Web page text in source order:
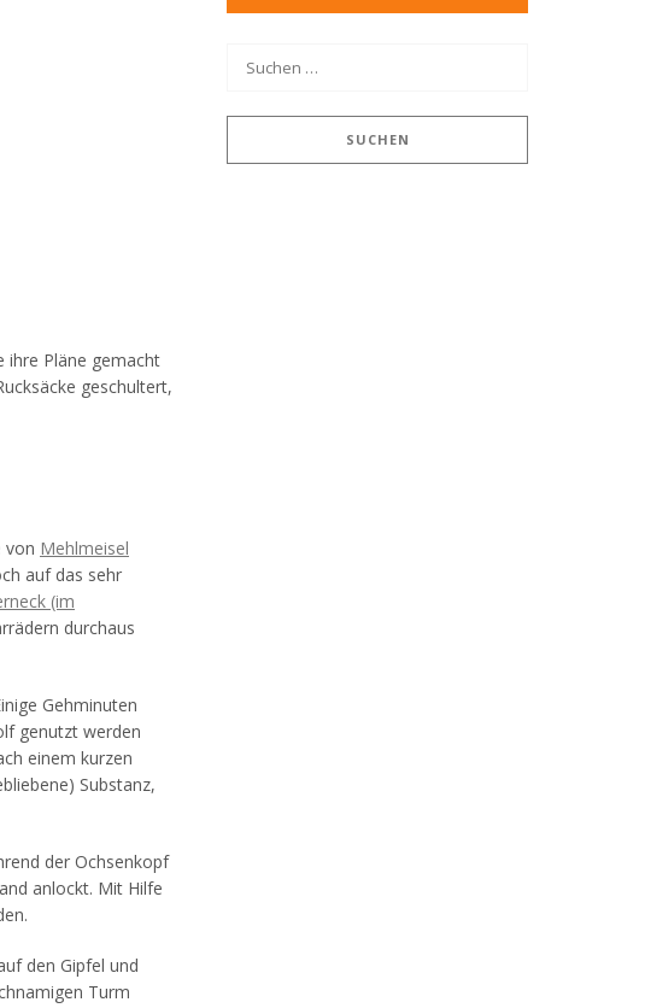
ihre Pläne gemacht
geschultert,
von Mehlmeisel
auf das sehr
(im
durchaus
Gehminuten
genutzt werden
einem kurzen
Substanz,
der Ochsenkopf
anlockt. Mit Hilfe
den Gipfel und
Turm